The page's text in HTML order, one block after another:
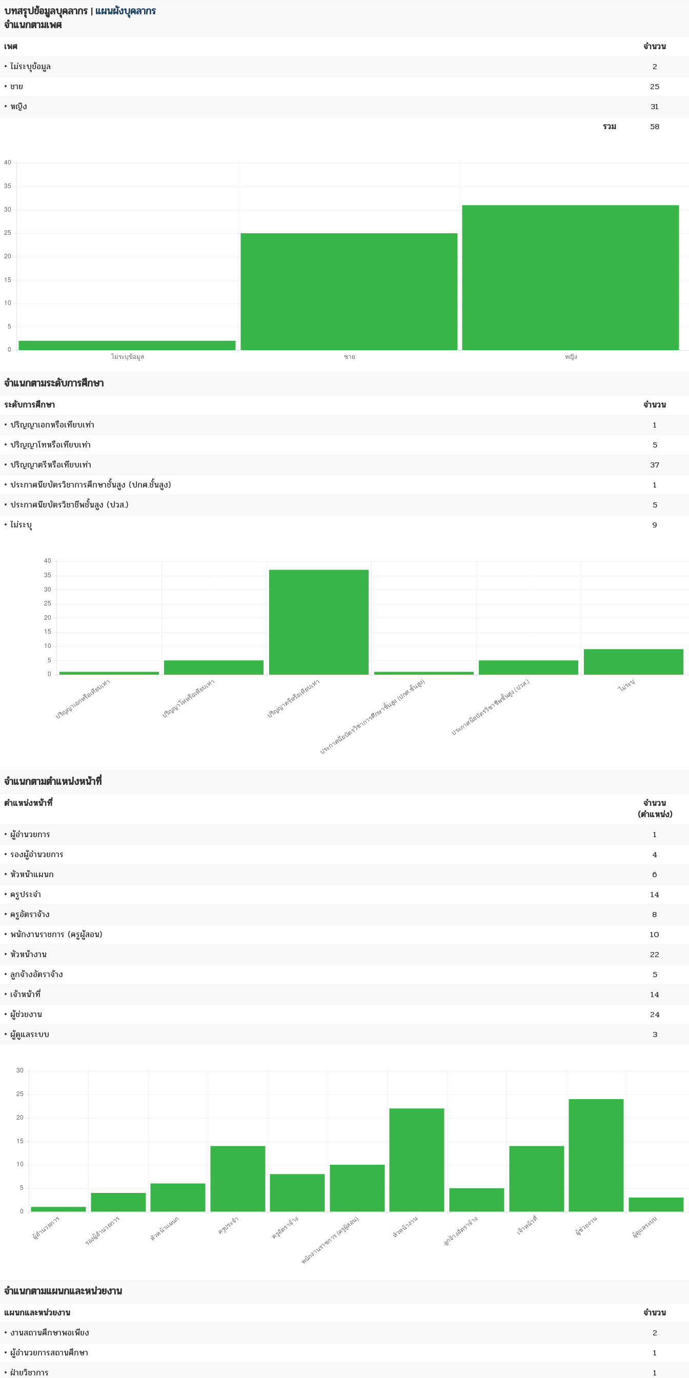
บทสรุปข้อมูลบุคลากร| แผนผังบุคลากร
จำแนกตามเพศ
เพศ
จำนวน
• ไม่ระบุข้อมูล
2
• ชาย
25
• หญิง
31
รวม
58
จำแนกตามระดับการศึกษา
ระดับการศึกษา
จำนวน
• ปริญญาเอกหรือเทียบเท่า
1
• ปริญญาโทหรือเทียบเท่า
5
• ปริญญาตรีหรือเทียบเท่า
37
• ประกาศนียบัตรวิชาการศึกษาชั้นสูง (ปกศ.ชั้นสูง)
1
• ประกาศนียบัตรวิชาชีพชั้นสูง (ปวส.)
5
• ไม่ระบุ
9
จำแนกตามตำแหน่งหน้าที่
ตำแหน่งหน้าที่
จำนวน
(ตำแหน่ง)
• ผู้อำนวยการ
1
• รองผู้อำนวยการ
4
• หัวหน้าแผนก
6
• ครูประจำ
14
• ครูอัตราจ้าง
8
• พนักงานราชการ (ครูผู้สอน)
10
• หัวหน้างาน
22
• ลูกจ้างอัตราจ้าง
5
• เจ้าหน้าที่
14
• ผู้ช่วยงาน
24
• ผู้ดูแลระบบ
3
จำแนกตามแผนกและหน่วยงาน
แผนกและหน่วยงาน
จำนวน
• งานสถานศึกษาพอเพียง
2
• ผู้อำนวยการสถานศึกษา
1
• ฝ่ายวิชาการ
1